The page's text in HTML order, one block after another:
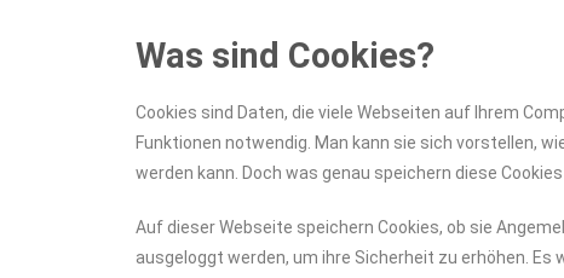
Was sind Cookies?
Cookies sind Daten, die viele Webseiten auf Ihrem
Funktionen notwendig. Man kann sie sich vorstellen,
werden kann. Doch was genau speichern diese
Auf dieser Webseite speichern Cookies, ob sie
ausgeloggt werden, um ihre Sicherheit zu erhöhen.